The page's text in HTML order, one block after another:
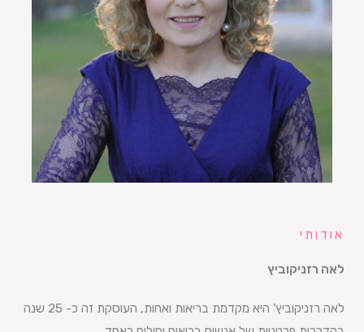
אודותי
לאה רזניקוביץ
לאה רזניקוביץ' היא מקדמת בריאות ואחות, העוסקת זה כ- 25 שנה